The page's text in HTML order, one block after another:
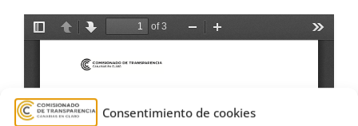
Consentimiento de cookies